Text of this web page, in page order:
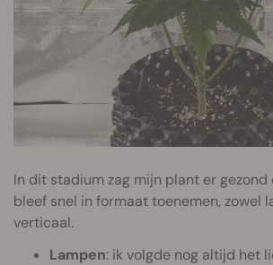
In dit stadium zag mijn plant er gezond
bleef snel in formaat toenemen, zowel
verticaal.
Lampen: ik volgde nog altijd het